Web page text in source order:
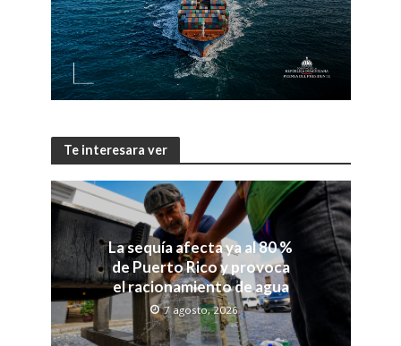
Te interesara ver
La sequía afecta ya al 80 %
de Puerto Rico y provoca
el racionamiento de agua
7 agosto, 2026